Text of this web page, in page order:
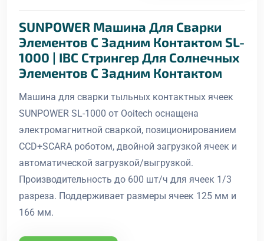
SUNPOWER Машина Для Сварки
Элементов С Задним Контактом SL-
1000 | IBC Стрингер Для Солнечных
Элементов С Задним Контактом
Машина для сварки тыльных контактных ячеек
SUNPOWER SL-1000 от Ooitech оснащена
электромагнитной сваркой, позиционированием
CCD+SCARA роботом, двойной загрузкой ячеек и
автоматической загрузкой/выгрузкой.
Производительность до 600 шт/ч для ячеек 1/3
разреза. Поддерживает размеры ячеек 125 мм и
166 мм.